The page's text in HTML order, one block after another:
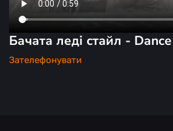
Бачата леді стайл -
Зателефонувати